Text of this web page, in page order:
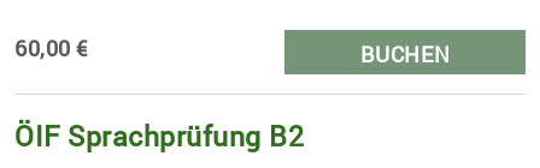
60,00 € BUCHEN
ÖIF Sprachprüfung B2